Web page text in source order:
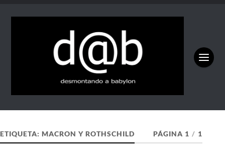
ETIQUETA: MACRON Y ROTHSCHILD PÁGINA 1 / 1